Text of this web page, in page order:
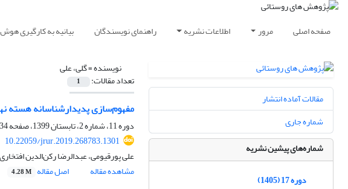
صفحه اصلی مرور اطلاعات نشریه راهنمای نویسندگان بیانیه به کارگیری
نویسنده =گلی، علی
تعداد مقالات: 1
مفهوم‌سازی پدیدارشناسانه هسته
دوره 11، شماره 2، تابستان 1399، صفحه
10.22059/jrur.2019.268783.1301
علی پورقیومی، عبدالرضا رکن‌الدین
مشاهده مقاله
اصل مقاله 4.28 M
مقالات آماده انتشار
شماره جاری
شماره‌های پیشین نشریه
دوره 17 (1405)